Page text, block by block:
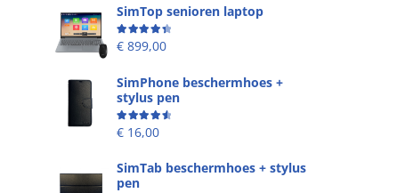
SimTop senioren laptop
Beoordeling
€ 899,00
SimPhone beschermhoes +
stylus pen
Beoordeling
€ 16,00
SimTab beschermhoes + stylus
pen